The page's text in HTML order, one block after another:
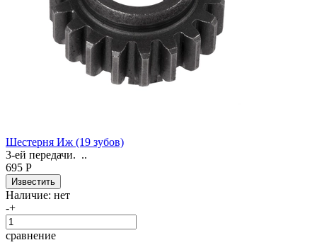
Шестерня Иж (19 зубов)
3-ей передачи. ..
695 Р
Наличие: нет
-+
сравнение